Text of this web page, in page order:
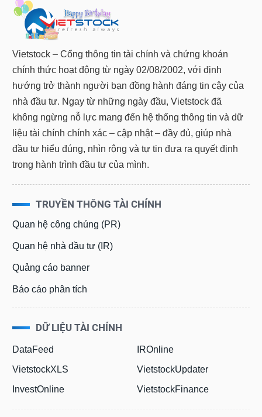
Vietstock – Cổng thông tin tài chính và chứng khoán
chính thức hoạt động từ ngày 02/08/2002, với định
hướng trở thành người bạn đồng hành đáng tin cậy của
nhà đầu tư. Ngay từ những ngày đầu, Vietstock đã
không ngừng nỗ lực mang đến hệ thống thông tin và dữ
liệu tài chính chính xác – cập nhật – đầy đủ, giúp nhà
đầu tư hiểu đúng, nhìn rộng và tự tin đưa ra quyết định
trong hành trình đầu tư của mình.
VietstockFinance